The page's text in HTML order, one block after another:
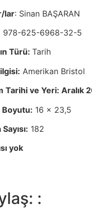
lar: Sinan BAŞARAN
978-625-6968-32-5
Türü: Tarih
Amerikan Bristol
Tarihi ve Yeri: Aralık
Boyutu: 16 x 23,5
182
yok
: